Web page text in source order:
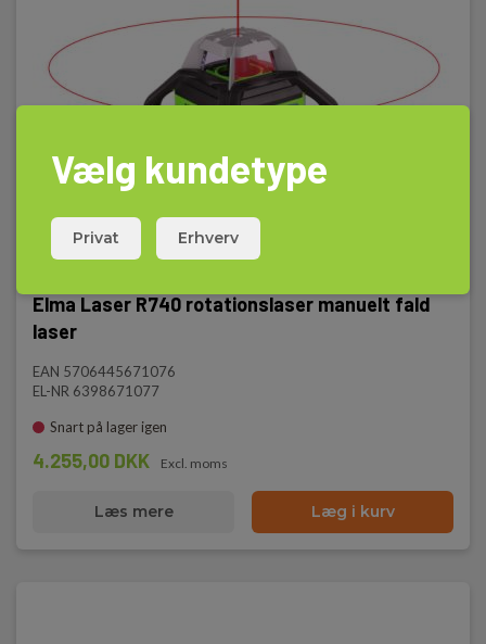
Elma Laser R740 rotationslaser manuelt fald
laser
EAN 5706445671076
EL-NR 6398671077
Snart på lager igen
4.255,00 DKK Excl. moms
Læs mere Læg i kurv
Vælg kundetype
Privat Erhverv